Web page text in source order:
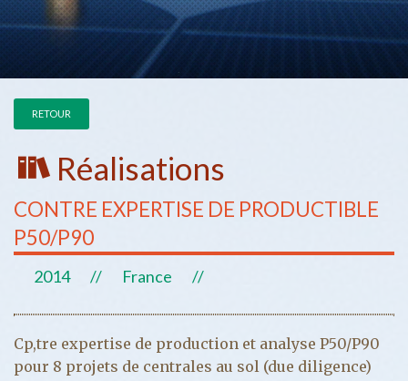
RETOUR
Réalisations
CONTRE EXPERTISE DE PRODUCTIBLE
P50/P90
2014 // France //
Cp,tre expertise de production et analyse P50/P90
pour 8 projets de centrales au sol (due diligence)